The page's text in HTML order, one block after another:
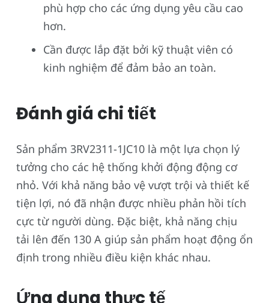
phù hợp cho các ứng dụng yêu cầu cao
hơn.
Cần được lắp đặt bởi kỹ thuật viên có
kinh nghiệm để đảm bảo an toàn.
Đánh giá chi tiết
Sản phẩm 3RV2311-1JC10 là một lựa chọn lý
tưởng cho các hệ thống khởi động động cơ
nhỏ. Với khả năng bảo vệ vượt trội và thiết kế
tiện lợi, nó đã nhận được nhiều phản hồi tích
cực từ người dùng. Đặc biệt, khả năng chịu
tải lên đến 130 A giúp sản phẩm hoạt động ổn
định trong nhiều điều kiện khác nhau.
Ứng dụng thực tế